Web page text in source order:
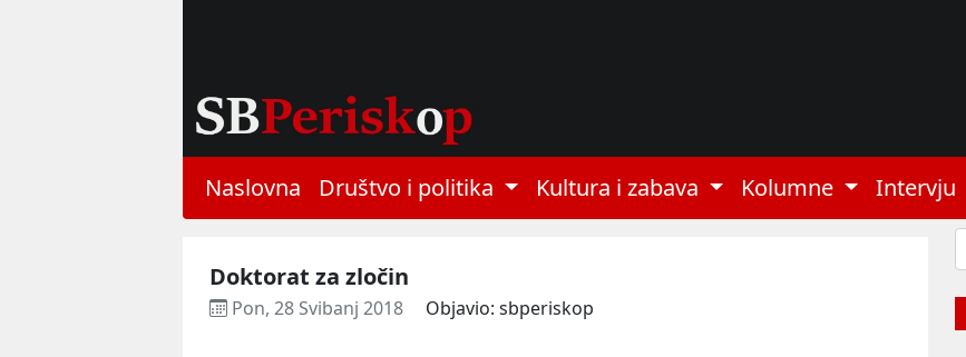
Naslovna Društvo i politika Kultura i zabava Kolumne Intervju
Doktorat za zločin
Pon, 28 Svibanj 2018 Objavio: sbperiskop